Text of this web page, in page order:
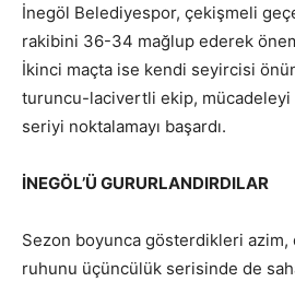
İnegöl Belediyespor, çekişmeli
rakibini 36-34 mağlup ederek
İkinci maçta ise kendi seyircisi
turuncu-lacivertli ekip,
seriyi noktalamayı başardı.
İNEGÖL’Ü GURURLANDIRDILAR
Sezon boyunca gösterdikleri azim,
ruhunu üçüncülük serisinde de